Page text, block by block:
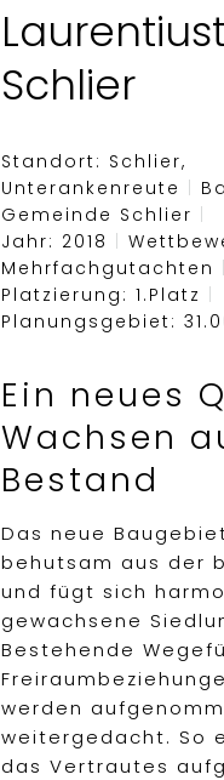
Schlier
Standort: Schlier,
Unterankenreute |
Gemeinde Schlier |
Jahr: 2018 |
Mehrfachgutachten |
Platzierung: 1.Platz |
Planungsgebiet:
Ein neues
Wachsen
Bestand
Das neue
behutsam aus der
und fügt sich
gewachsene
Bestehende
werden
weitergedacht. So
das Vertrautes